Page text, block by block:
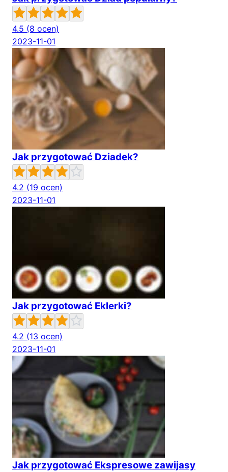
4.5 (8 ocen)
2023-11-01
Jak przygotować Dziadek?
4.2 (19 ocen)
2023-11-01
Jak przygotować Eklerki?
4.2 (13 ocen)
2023-11-01
Jak przygotować Ekspresowe zawijasy